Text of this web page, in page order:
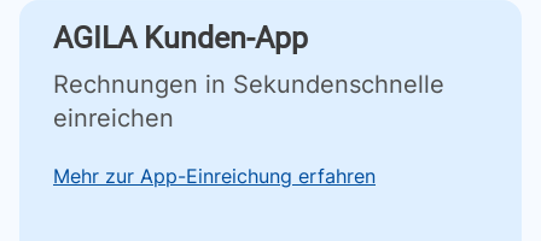
AGILA Kunden-App
Rechnungen in Sekundenschnelle
einreichen
Mehr zur App-Einreichung erfahren